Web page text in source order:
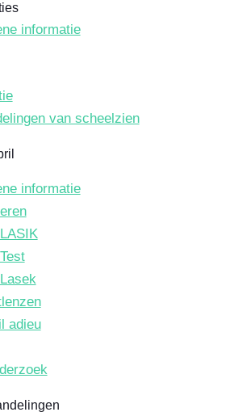
informatie
van scheelzien
informatie
adieu